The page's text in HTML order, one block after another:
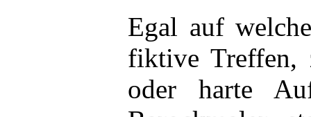
Egal auf
fiktive Treffen,
oder harte